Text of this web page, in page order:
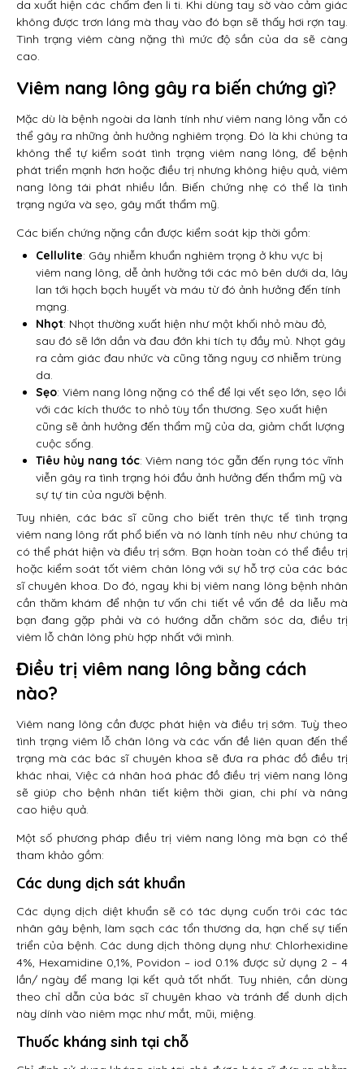
da xuất hiện các chấm đen li ti. Khi dùng tay sờ vào cảm giác
không được trơn láng mà thay vào đó bạn sẽ thấy hơi rợn tay.
Tình trạng viêm càng nặng thì mức độ sần của da sẽ càng
cao.
Viêm nang lông gây ra biến chứng gì?
Mặc dù là bệnh ngoài da lành tính như viêm nang lông vẫn có
thể gây ra những ảnh hưởng nghiêm trọng. Đó là khi chúng ta
không thể tự kiểm soát tình trạng viêm nang lông, để bệnh
phát triển mạnh hơn hoặc điều trị nhưng không hiệu quả, viêm
nang lông tái phát nhiều lần. Biến chứng nhẹ có thể là tình
trạng ngứa và sẹo, gây mất thẩm mỹ.
Các biến chứng nặng cần được kiểm soát kịp thời gồm:
Cellulite: Gây nhiễm khuẩn nghiêm trọng ở khu vực bị
viêm nang lông, dễ ảnh hưởng tới các mô bên dưới da, lây
lan tới hạch bạch huyết và máu từ đó ảnh hưởng đến tính
mạng.
Nhọt: Nhọt thường xuất hiện như một khối nhỏ màu đỏ,
sau đó sẽ lớn dần và đau đớn khi tích tụ đầy mủ. Nhọt gây
ra cảm giác đau nhức và cũng tăng nguy cơ nhiễm trùng
da.
Sẹo: Viêm nang lông nặng có thể để lại vết sẹo lớn, sẹo lồi
với các kích thước to nhỏ tùy tổn thương. Sẹo xuất hiện
cũng sẽ ảnh hưởng đến thẩm mỹ của da, giảm chất lượng
cuộc sống.
Tiêu hủy nang tóc: Viêm nang tóc gẫn đến rụng tóc vĩnh
viễn gây ra tình trạng hói đầu ảnh hưởng đến thẩm mỹ và
sự tự tin của người bệnh.
Tuy nhiên, các bác sĩ cũng cho biết trên thực tế tình trạng
viêm nang lông rất phổ biến và nó lành tính nêu như chúng ta
có thể phát hiện và điều trị sớm. Bạn hoàn toàn có thể điều trị
hoặc kiểm soát tốt viêm chân lông với sự hỗ trợ của các bác
sĩ chuyên khoa. Do đó, ngay khi bị viêm nang lông bệnh nhân
cần thăm khám để nhận tư vấn chi tiết về vấn đề da liễu mà
bạn đang gặp phải và có hướng dẫn chăm sóc da, điều trị
viêm lỗ chân lông phù hợp nhất với mình.
Điều trị viêm nang lông bằng cách
nào?
Viêm nang lông cần được phát hiện và điều trị sớm. Tuỳ theo
tình trạng viêm lỗ chân lông và các vấn đề liên quan đến thể
trạng mà các bác sĩ chuyên khoa sẽ đưa ra phác đồ điều trị
khác nhai, Việc cá nhân hoá phác đồ điều trị viêm nang lông
sẽ giúp cho bệnh nhân tiết kiệm thời gian, chi phí và nâng
cao hiệu quả.
Một số phương pháp điều trị viêm nang lông mà bạn có thể
tham khảo gồm:
Các dung dịch sát khuẩn
Các dụng dịch diệt khuẩn sẽ có tác dụng cuốn trôi các tác
nhân gây bệnh, làm sạch các tổn thương da, hạn chế sự tiến
triển của bệnh. Các dung dịch thông dụng như: Chlorhexidine
4%, Hexamidine 0,1%, Povidon – iod 0.1% được sử dụng 2 – 4
lần/ ngày để mang lại kết quả tốt nhất. Tuy nhiên, cần dùng
theo chỉ dẫn của bác sĩ chuyên khao và tránh để dunh dịch
này dính vào niêm mạc như mắt, mũi, miệng.
Thuốc kháng sinh tại chỗ